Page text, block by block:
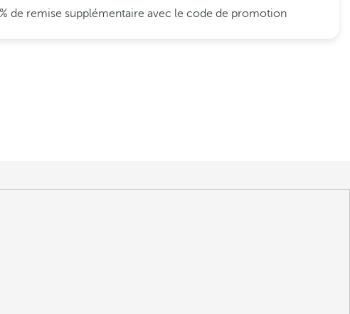
de remise supplémentaire avec le code de promotion